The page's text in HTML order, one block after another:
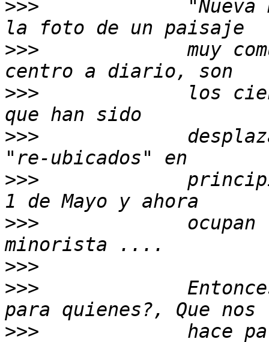
>>>
"Nueva
>>>
muy
>>>
los
>>>
>>>
>>>
ocupan
>>>
>>>
>>>
hace